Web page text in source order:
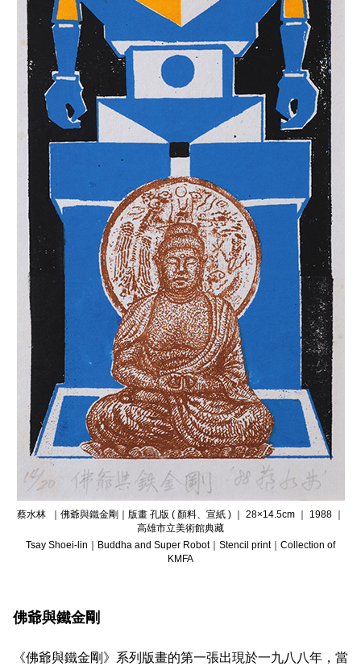
蔡水林 ｜佛爺與鐵金剛｜版畫 孔版 ( 顏料、宣紙 ) ｜ 28×14.5cm ｜ 1988 ｜
高雄市立美術館典藏
Tsay Shoei-lin｜Buddha and Super Robot｜Stencil print｜Collection of
KMFA
佛爺與鐵金剛
《佛爺與鐵金剛》系列版畫的第一張出現於一九八八年，當